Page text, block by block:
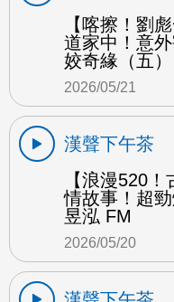
【喀擦！劉
道家中！意
姣奇緣（五
2026/05/21
漢聲下午茶
【浪漫520
情故事！超
昱泓 FM
2026/05/20